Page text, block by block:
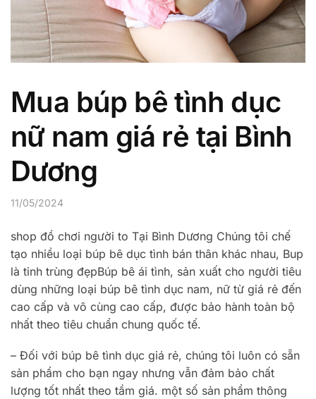
Mua búp bê tình dục
nữ nam giá rẻ tại Bình
Dương
11/05/2024
shop đồ chơi người to Tại Bình Dương Chúng tôi chế
tạo nhiều loại búp bê dục tình bán thân khác nhau, Bup
là tinh trùng đẹpBúp bê ái tình, sản xuất cho người tiêu
dùng những loại búp bê tình dục nam, nữ từ giá rẻ đến
cao cấp và vô cùng cao cấp, được bảo hành toàn bộ
nhất theo tiêu chuẩn chung quốc tế.
– Đối với búp bê tình dục giá rẻ, chúng tôi luôn có sẵn
sản phẩm cho bạn ngay nhưng vẫn đảm bảo chất
lượng tốt nhất theo tầm giá. một số sản phẩm thông